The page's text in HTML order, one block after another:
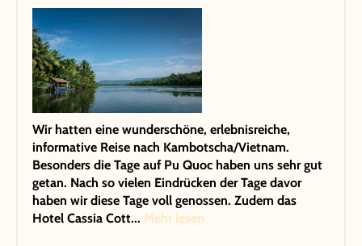
Wir hatten eine wunderschöne, erlebnisreiche,
informative Reise nach Kambotscha/Vietnam.
Besonders die Tage auf Pu Quoc haben uns sehr gut
getan. Nach so vielen Eindrücken der Tage davor
haben wir diese Tage voll genossen. Zudem das
Hotel Cassia Cott... Mehr lesen